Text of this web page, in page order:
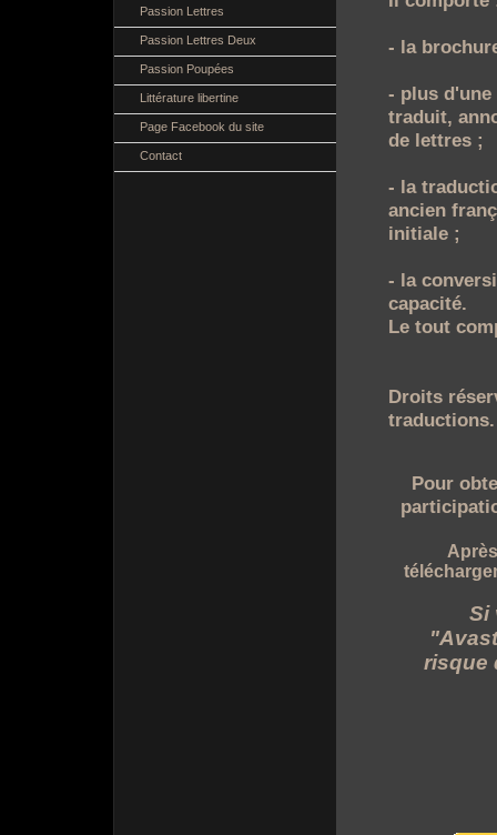
Passion Lettres
Passion Lettres Deux
Passion Poupées
Littérature libertine
Page Facebook du site
Contact
- la
- plus d'une
traduit,
de lettres ;
- la
ancien
initiale ;
- la
capacité.
Le tout
Droits
traductions.
Pour
Si
risque